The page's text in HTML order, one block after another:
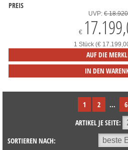
PREIS
UVP: €
€
1 Stück (€
AUF DIE
IN DEN
1 2 ... 6
ARTIKEL JE SEITE:
SORTIEREN NACH: